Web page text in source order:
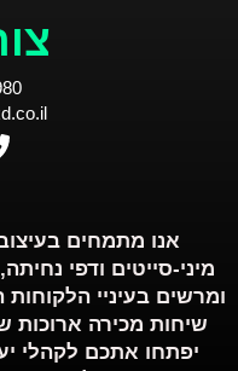
אנו מתמחים
מיני-סייטים ודפי
ומרשים בעיניי
שיחות מכירה ארוכות
יפתחו אתכם לקהלי